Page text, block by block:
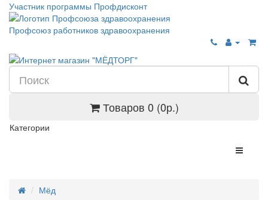
Участник программы Профдисконт
Профсоюз работников здравоохранения
Товаров 0 (0р.)
Категории
Мёд